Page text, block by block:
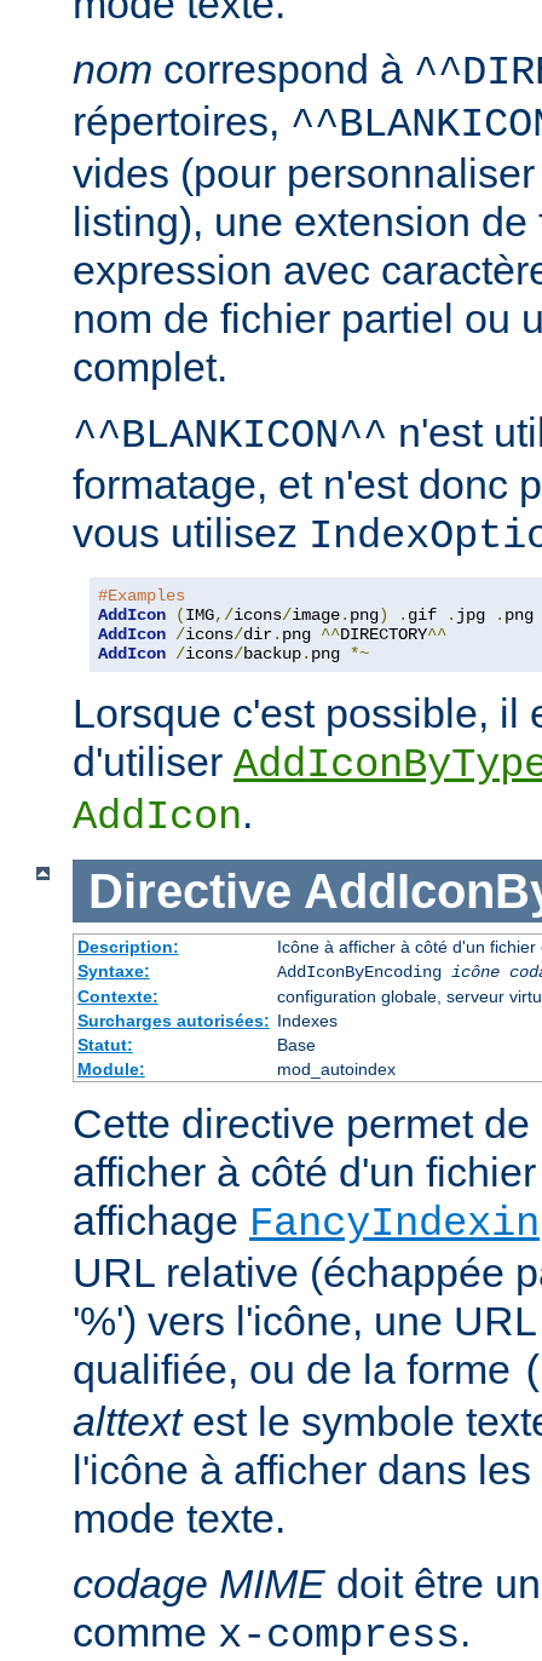
nom correspond à
répertoires,
vides (pour
listing), une extension de
expression avec
nom de fichier partiel ou
complet.
^^BLANKICON^^ n'est
formatage, et n'est donc
vous utilisez
#Examples
AddIcon
(IMG,/icons/image. png) . gif . jpg .
AddIcon /icons/dir. png ^^DIRECTORY^^
AddIcon /icons/backup. png *~
Lorsque c'est possible, il
d'utiliser
AddIcon.
Directive
Description:
Icône à afficher à côté d'un
Syntaxe:
AddIconByEncoding icône
Contexte:
configuration globale, serveur
Surcharges autorisées: Indexes
Statut:
Base
Module:
mod_autoindex
Cette directive permet
afficher à côté d'un
affichage
URL relative (échappée
'%') vers l'icône, une
qualifiée, ou de la forme
alttextest le symbole
l'icône à afficher dans
mode texte.
codage MIME doit être
comme x-compress.